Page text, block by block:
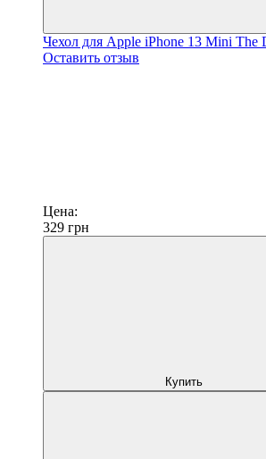
Чехол для Apple iPhone 13 Mini The
Оставить отзыв
Цена:
329 грн
Купить